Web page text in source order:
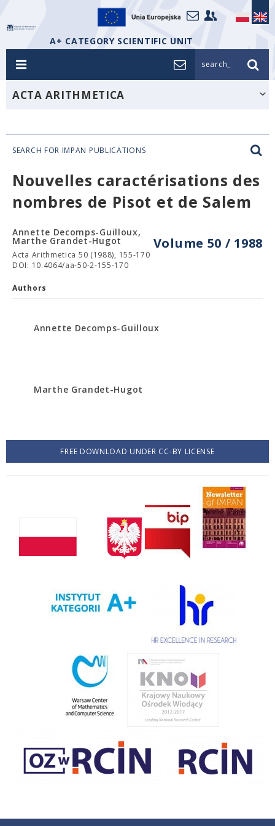
A+ CATEGORY SCIENTIFIC UNIT
search_
ACTA ARITHMETICA
SEARCH FOR IMPAN PUBLICATIONS
Nouvelles caractérisations des
nombres de Pisot et de Salem
Volume 50 / 1988
Annette Decomps-Guilloux,
Marthe Grandet-Hugot
Acta Arithmetica 50 (1988), 155-170
DOI: 10.4064/aa-50-2-155-170
Authors
Annette Decomps-Guilloux
Marthe Grandet-Hugot
FREE DOWNLOAD UNDER CC-BY LICENSE